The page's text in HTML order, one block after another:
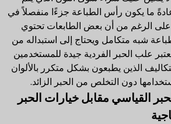
ما يكون رأس الطباعة جزءًا منفصلاً في
على الرغم من أن بعض الطابعات تحتوي
شبه متكامل ويحتاج إلى استبداله من
علب الحبر الفردية جيدة للمستخدمين
الذين يطبعون بشكل متكرر بالألوان
دون التخلص من الحبر الزائد.
القياسي مقابل خيارات الحبر